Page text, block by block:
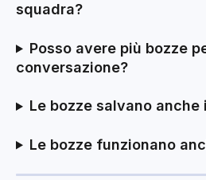
squadra?
Posso avere più bozze
conversazione?
Le bozze salvano
Le bozze funzionano